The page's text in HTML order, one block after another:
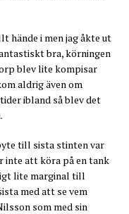
hände i men jag åkte ut
bra, körningen
blev lite kompisar
aldrig även om
ibland så blev det
till sista stinten var
inte att köra på en tank
lite marginal till
med att se vem
som med sin